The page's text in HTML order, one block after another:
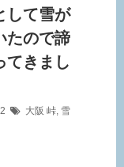
して雪が
たので諦
てきまし
大阪 峠, 雪